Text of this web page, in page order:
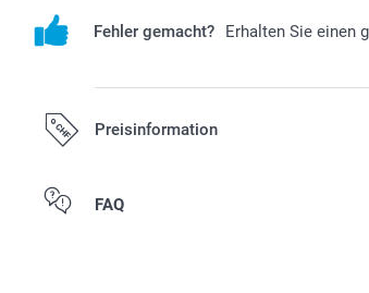
Fehler gemacht? Erhalten Sie einen
Preisinformation
Alle Preise verstehen sich in Schweizer
FAQ